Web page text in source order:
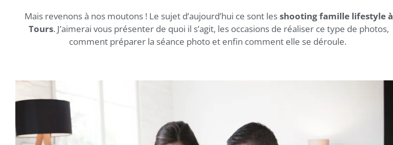
Mais revenons à nos moutons ! Le sujet d’aujourd’hui ce sont lesshooting famille lifestyle à
Tours. J’aimerai vous présenter de quoi il s’agit, les occasions de réaliser ce type de photos,
comment préparer la séance photo et enfin comment elle se déroule.